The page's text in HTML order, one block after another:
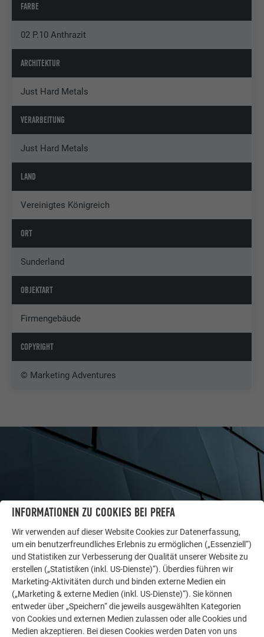
FARBE
02 P.10 Anthrazit
ARCHITEKTUR
Just Hard Metals
VERARBEITUNG
Just Hard Metals
LAND
Vereinigtes Königreich
ORT
Sunderland
OBJEKTART
Firmengebäude
COPYRIGHT
© Marketing Adventures
LASSEN SIE SICH INSPIRIEREN
WEITERE OBJEKTE
Die PREFA Referenzgalerie zeigt, wie vielseitig
INFORMATIONEN ZU COOKIES BEI PREFA
Wir verwenden auf dieser Website Cookies zur Datenerfassung,
um ein benutzerfreundliches Erlebnis zu ermöglichen („Essenziell“)
und Statistiken zur Verbesserung der Qualität unserer Website zu
erstellen („Statistiken (inkl. US-Dienste)“). Überdies führen wir
Marketing-Aktivitäten durch und binden externe Medien ein
(„Marketing & externe Medien (inkl. US-Dienste)“). Sie können
entweder über „Speichern“ die jeweils ausgewählten Kategorien
von Cookies und externen Medien zulassen oder alle Cookies und
Medien akzeptieren. Bei diesen Cookies werden Daten von uns